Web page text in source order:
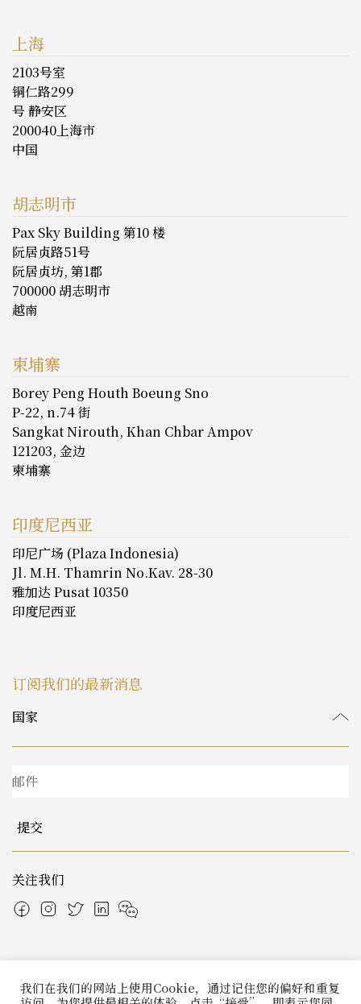
上海
2103号室
铜仁路299
号 静安区
200040上海市
中国
胡志明市
Pax Sky Building 第10 楼
阮居贞路51号
阮居贞坊, 第1郡
700000 胡志明市
越南
柬埔寨
Borey Peng Houth Boeung Sno
P-22, n.74 街
Sangkat Nirouth, Khan Chbar Ampov
121203, 金边
柬埔寨
印度尼西亚
印尼广场 (Plaza Indonesia)
Jl. M.H. Thamrin No.Kav. 28-30
雅加达 Pusat 10350
印度尼西亚
订阅我们的最新消息
提交
关注我们
© 2026 Italian Atelier 版权所有
我们在我们的网站上使用Cookie，通过记住您的偏好和重复